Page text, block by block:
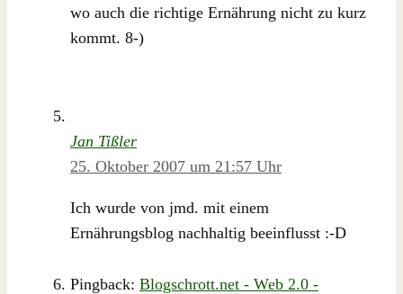
wo auch die richtige Ernährung nicht zu kurz
kommt. 8-)
Jan Tißler
25. Oktober 2007 um 21:57 Uhr
Ich wurde von jmd. mit einem
Ernährungsblog nachhaltig beeinflusst :-D
Pingback: Blogschrott.net - Web 2.0 -